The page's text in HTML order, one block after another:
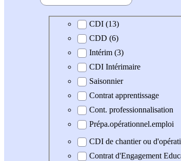
Type de contratCDI (13)
CDD (6)
Intérim (3)
CDI Intérimaire
Saisonnier
Contrat apprentissage
Cont. professionnalisation
Prépa.opérationnel.emploi
CDI de chantier ou
Contrat d'Engagement